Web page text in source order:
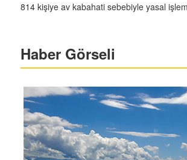
814 kişiye av kabahati sebebiyle yasal
Haber Görseli